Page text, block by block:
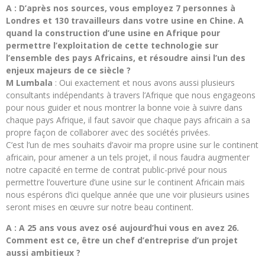
A : D’après nos sources, vous employez 7 personnes à
Londres et 130 travailleurs dans votre usine en Chine. A
quand la construction d’une usine en Afrique pour
permettre l’exploitation de cette technologie sur
l’ensemble des pays Africains, et résoudre ainsi l’un des
enjeux majeurs de ce siècle ?
M Lumbala : Oui exactement et nous avons aussi plusieurs
consultants indépendants à travers l’Afrique que nous engageons
pour nous guider et nous montrer la bonne voie à suivre dans
chaque pays Afrique, il faut savoir que chaque pays africain a sa
propre façon de collaborer avec des sociétés privées.
C’est l’un de mes souhaits d’avoir ma propre usine sur le continent
africain, pour amener a un tels projet, il nous faudra augmenter
notre capacité en terme de contrat public-privé pour nous
permettre l’ouverture d’une usine sur le continent Africain mais
nous espérons d’ici quelque année que une voir plusieurs usines
seront mises en œuvre sur notre beau continent.
A : A 25 ans vous avez osé aujourd’hui vous en avez 26.
Comment est ce, être un chef d’entreprise d’un projet
aussi ambitieux ?